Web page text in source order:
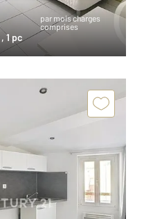
par mois charges
comprises
, 1 pc